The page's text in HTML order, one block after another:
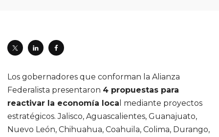
Los gobernadores que conforman la Alianza
Federalista presentaron 4 propuestas para
reactivar la economía loca l mediante proyectos
estratégicos. Jalisco, Aguascalientes, Guanajuato,
Nuevo León, Chihuahua, Coahuila, Colima, Durango,